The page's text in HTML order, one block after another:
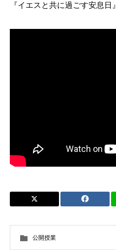
『イエスと共に過ごす安息日
公開授業